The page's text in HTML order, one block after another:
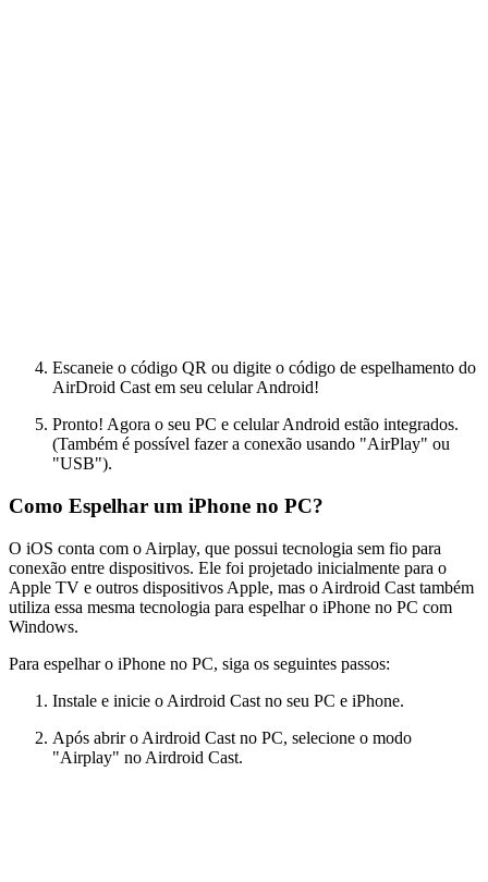
Escaneie o código QR ou digite o código de espelhamento do
AirDroid Cast em seu celular Android!
Pronto! Agora o seu PC e celular Android estão integrados.
(Também é possível fazer a conexão usando "AirPlay" ou
"USB").
Como Espelhar um iPhone no PC?
O iOS conta com o Airplay, que possui tecnologia sem fio para
conexão entre dispositivos. Ele foi projetado inicialmente para o
Apple TV e outros dispositivos Apple, mas o Airdroid Cast também
utiliza essa mesma tecnologia para espelhar o iPhone no PC com
Windows.
Para espelhar o iPhone no PC, siga os seguintes passos:
Instale e inicie o Airdroid Cast no seu PC e iPhone.
Após abrir o Airdroid Cast no PC, selecione o modo
"Airplay" no Airdroid Cast.